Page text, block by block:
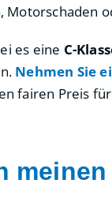
es eine C-
Nehmen Sie
fairen Preis